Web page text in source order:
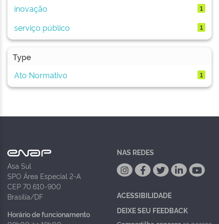
inovação 1
serviço público 1
Type
Ato Normativo
1
Asa Sul
SPO Área Especial 2-A
CEP 70.610-900
Brasília/DF
Horário de funcionamento
NAS REDES
ACESSIBILIDADE
DEIXE SEU FEEDBACK